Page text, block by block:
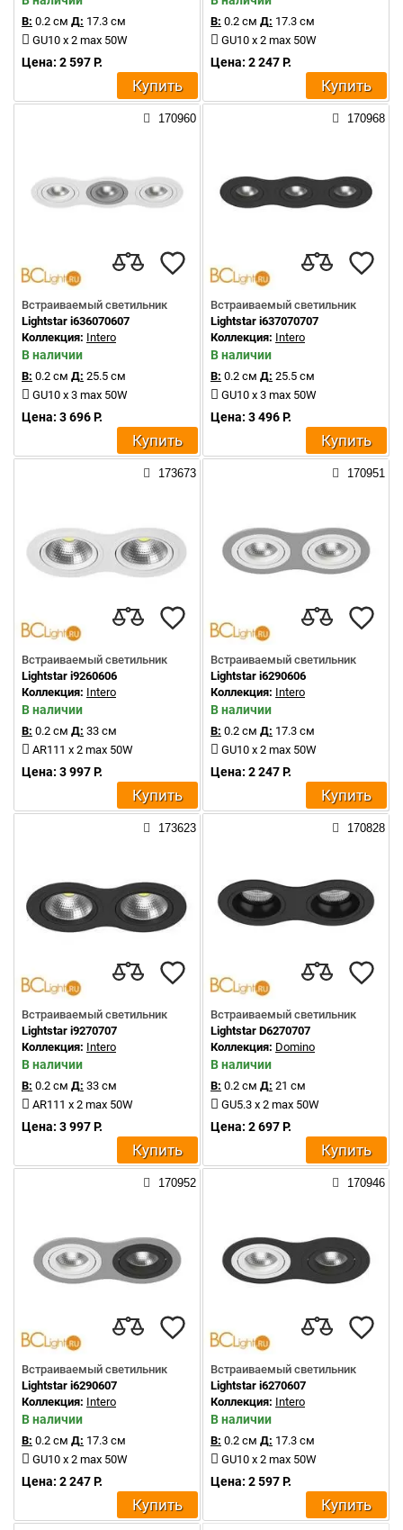
В: 0.2 см Д: 17.3 см
GU10 x 2 max 50W
Цена: 2 597 Р.
Купить
В: 0.2 см Д: 17.3 см
GU10 x 2 max 50W
Цена: 2 247 Р.
Купить
170960
Встраиваемый светильник
Lightstar i636070607
Коллекция: Intero
В наличии
В: 0.2 см Д: 25.5 см
GU10 x 3 max 50W
Цена: 3 696 Р.
Купить
170968
Встраиваемый светильник
Lightstar i637070707
Коллекция: Intero
В наличии
В: 0.2 см Д: 25.5 см
GU10 x 3 max 50W
Цена: 3 496 Р.
Купить
173673
Встраиваемый светильник
Lightstar i9260606
Коллекция: Intero
В наличии
В: 0.2 см Д: 33 см
AR111 x 2 max 50W
Цена: 3 997 Р.
Купить
170951
Встраиваемый светильник
Lightstar i6290606
Коллекция: Intero
В наличии
В: 0.2 см Д: 17.3 см
GU10 x 2 max 50W
Цена: 2 247 Р.
Купить
173623
Встраиваемый светильник
Lightstar i9270707
Коллекция: Intero
В наличии
В: 0.2 см Д: 33 см
AR111 x 2 max 50W
Цена: 3 997 Р.
Купить
170828
Встраиваемый светильник
Lightstar D6270707
Коллекция: Domino
В наличии
В: 0.2 см Д: 21 см
GU5.3 x 2 max 50W
Цена: 2 697 Р.
Купить
170952
Встраиваемый светильник
Lightstar i6290607
Коллекция: Intero
В наличии
В: 0.2 см Д: 17.3 см
GU10 x 2 max 50W
Цена: 2 247 Р.
Купить
170946
Встраиваемый светильник
Lightstar i6270607
Коллекция: Intero
В наличии
В: 0.2 см Д: 17.3 см
GU10 x 2 max 50W
Цена: 2 597 Р.
Купить